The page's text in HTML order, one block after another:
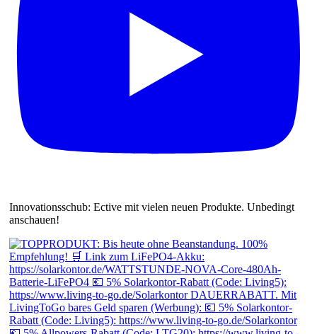
Innovationsschub: Ective mit vielen neuen Produkte. Unbedingt
anschauen!